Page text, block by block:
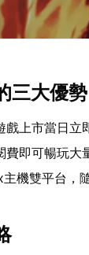
三大優勢
戲上市當日
費即可暢玩
主機雙平台，